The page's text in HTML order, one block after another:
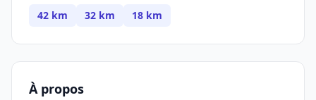
42 km 32 km 18 km
À propos